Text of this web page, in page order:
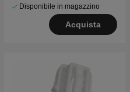
Disponibile in magazzino
Acquista